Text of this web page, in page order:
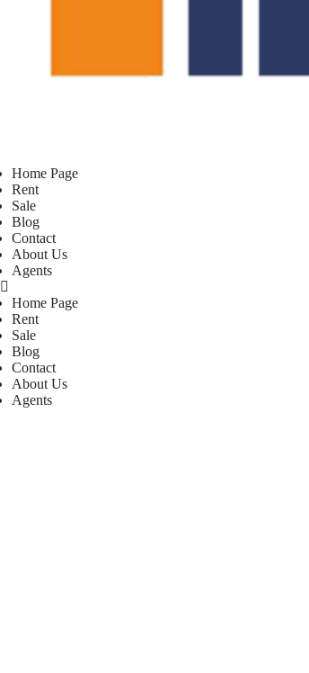
Home Page
Rent
Sale
Blog
Contact
About Us
Agents
Home Page
Rent
Sale
Blog
Contact
About Us
Agents